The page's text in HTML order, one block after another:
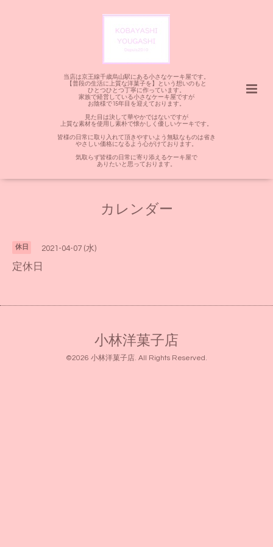
当店は京王線千歳烏山駅にある小さなケーキ屋です。
【普段の生活に上質な洋菓子を】という想いのもと
ひとつひとつ丁寧に作っています。
家族で経営している小さなケーキ屋ですが
お陰様で15年目を迎えております。
見た目は決して華やかではないですが
上質な素材を使用し素朴で懐かしく優しいケーキです。
皆様の日常に取り入れて頂きやすいよう無駄なものは省き
やさしい価格になるよう心がけております。
気取らず皆様の日常に寄り添えるケーキ屋で
ありたいと思っております。
カレンダー
休日 2021-04-07 (水)
定休日
小林洋菓子店
©2026 小林洋菓子店. All Rights Reserved.